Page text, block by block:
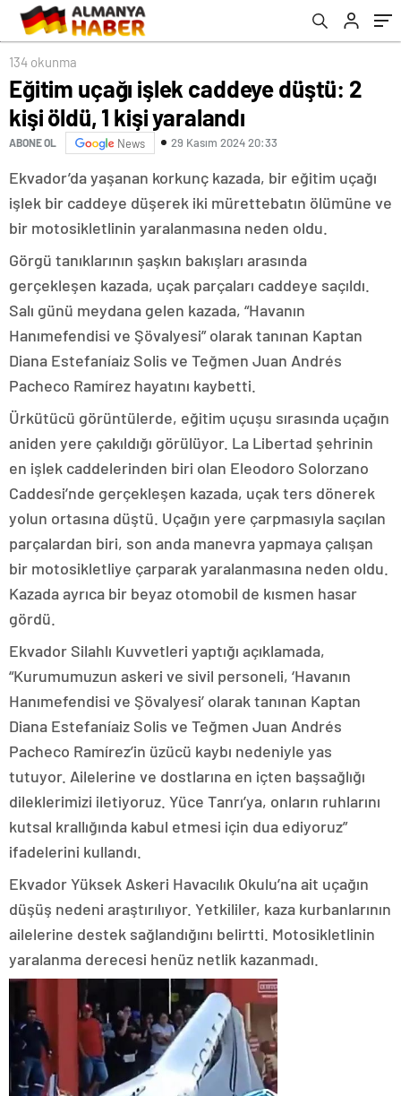
134 okunma
Eğitim uçağı işlek caddeye düştü: 2
kişi öldü, 1 kişi yaralandı
ABONE OL News 29 Kasım 2024 20:33
Ekvador’da yaşanan korkunç kazada, bir eğitim uçağı
işlek bir caddeye düşerek iki mürettebatın ölümüne ve
bir motosikletlinin yaralanmasına neden oldu.
Görgü tanıklarının şaşkın bakışları arasında
gerçekleşen kazada, uçak parçaları caddeye saçıldı.
Salı günü meydana gelen kazada, “Havanın
Hanımefendisi ve Şövalyesi” olarak tanınan Kaptan
Diana Estefaníaiz Solis ve Teğmen Juan Andrés
Pacheco Ramírez hayatını kaybetti.
Ürkütücü görüntülerde, eğitim uçuşu sırasında uçağın
aniden yere çakıldığı görülüyor. La Libertad şehrinin
en işlek caddelerinden biri olan Eleodoro Solorzano
Caddesi’nde gerçekleşen kazada, uçak ters dönerek
yolun ortasına düştü. Uçağın yere çarpmasıyla saçılan
parçalardan biri, son anda manevra yapmaya çalışan
bir motosikletliye çarparak yaralanmasına neden oldu.
Kazada ayrıca bir beyaz otomobil de kısmen hasar
gördü.
Ekvador Silahlı Kuvvetleri yaptığı açıklamada,
“Kurumumuzun askeri ve sivil personeli, ‘Havanın
Hanımefendisi ve Şövalyesi’ olarak tanınan Kaptan
Diana Estefaníaiz Solis ve Teğmen Juan Andrés
Pacheco Ramírez’in üzücü kaybı nedeniyle yas
tutuyor. Ailelerine ve dostlarına en içten başsağlığı
dileklerimizi iletiyoruz. Yüce Tanrı’ya, onların ruhlarını
kutsal krallığında kabul etmesi için dua ediyoruz”
ifadelerini kullandı.
Ekvador Yüksek Askeri Havacılık Okulu’na ait uçağın
düşüş nedeni araştırılıyor. Yetkililer, kaza kurbanlarının
ailelerine destek sağlandığını belirtti. Motosikletlinin
yaralanma derecesi henüz netlik kazanmadı.